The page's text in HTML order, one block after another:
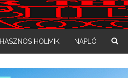
HASZNOS HOLMIK NAPLÓ